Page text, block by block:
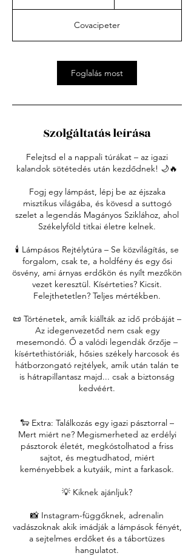
t
o
ó
i
d
r
a
m
Covacipeter
Foglalás most
Szolgáltatás leírása
Felejtsd el a nappali túrákat – az igazi
kalandok sötétedés után kezdődnek! 🌙🔥
Fogj egy lámpást, lépj be az éjszaka
misztikus világába, és kövesd a suttogó
szelet a legendás Magányos Sziklához, ahol
Székelyföld titkai életre kelnek.
🕯️ Lámpásos Rejtélytúra – Se közvilágítás, se
forgalom, csak te, a holdfény és egy ősi
ösvény, ami árnyas erdőkön és nyílt mezőkön
vezet keresztül. Kísérteties? Kicsit.
Felejthetetlen? Teljes mértékben.
📜 Történetek, amik kiállták az idő próbáját –
Az idegenvezetőd nem csak egy
mesemondó. Ő a valódi legendák őrzője –
kísértethistóriák, hősies székely harcosok és
hátborzongató rejtélyek, amik után talán te
is hátrapillantasz majd... csak a biztonság
kedvéért.
🐑 Extra: Találkozás egy igazi pásztorral –
Mert miért ne? Megismerheted az erdélyi
pásztorok életét, megkóstolhatod a friss
sajtot, és megtudhatod, miért
keményebbek a kutyáik, mint a farkasok.
💡 Kiknek ajánljuk?
📸 Instagram-függőknek, adrenalin
vadászoknak akik imádják a lámpások fényét,
a sejtelmes erdőket és a tábortüzes
hangulatot.